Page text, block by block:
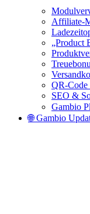
Affiliate-
„Product
QR-Code
SEO &
Gambio
🌐 Gambio